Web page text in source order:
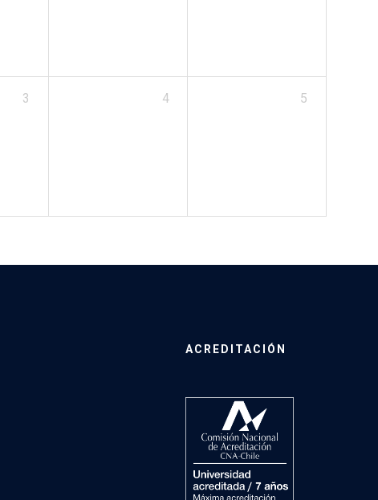
3 4 5
ACREDITACIÓN